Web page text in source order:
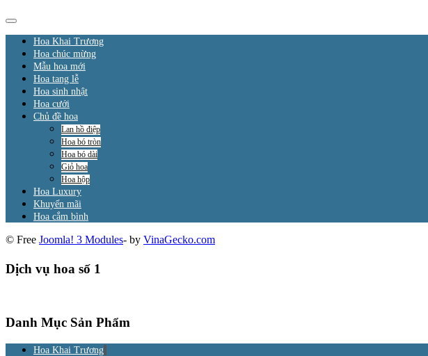
Hoa Khai Trương
Hoa chúc mừng
Mẫu hoa mới
Hoa tang lễ
Hoa sinh nhật
Hoa cưới
Chủ đề hoa
Lan hồ điệp
Hoa bó tròn
Hoa bó dài
Giỏ hoa
Hoa hộp
Hoa Luxury
Khuyến mãi
Hoa cắm bình
© Free Joomla! 3 Modules- by VinaGecko.com
Dịch vụ hoa số 1
Danh Mục Sản Phẩm
Hoa Khai Trương